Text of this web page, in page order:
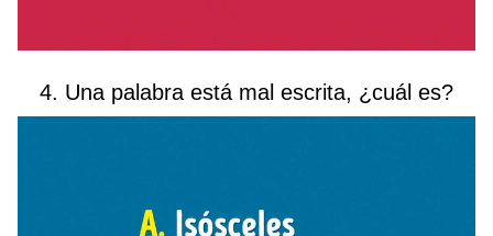
4. Una palabra está mal escrita, ¿cuál es?